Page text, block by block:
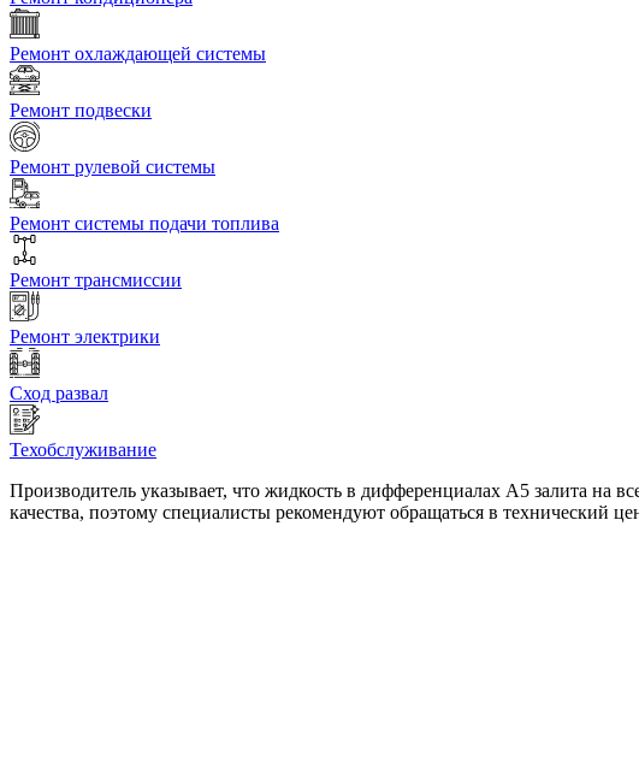
Ремонт охлаждающей системы
Ремонт подвески
Ремонт рулевой системы
Ремонт системы подачи топлива
Ремонт трансмиссии
Ремонт электрики
Сход развал
Техобслуживание
Производитель указывает, что жидкость в дифференциалах А5 залита на
качества, поэтому специалисты рекомендуют обращаться в технический